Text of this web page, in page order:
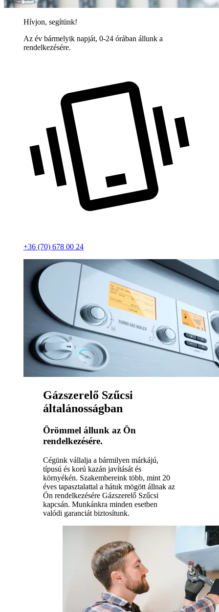
Hívjon, segítünk!
Az év bármelyik napját, 0-24 órában állunk a
rendelkezésére.
+36 (70) 678 00 24
Gázszerelő Szűcsi
általánosságban
Örömmel állunk az Ön
rendelkezésére.
Cégünk vállalja a bármilyen márkájú,
típusú és korú kazán javítását és
környékén. Szakembereink több, mint 20
éves tapasztalattal a hátuk mögött állnak az
Ön rendelkezésére Gázszerelő Szűcsi
kapcsán. Munkánkra minden esetben
valódi garanciát biztosítunk.